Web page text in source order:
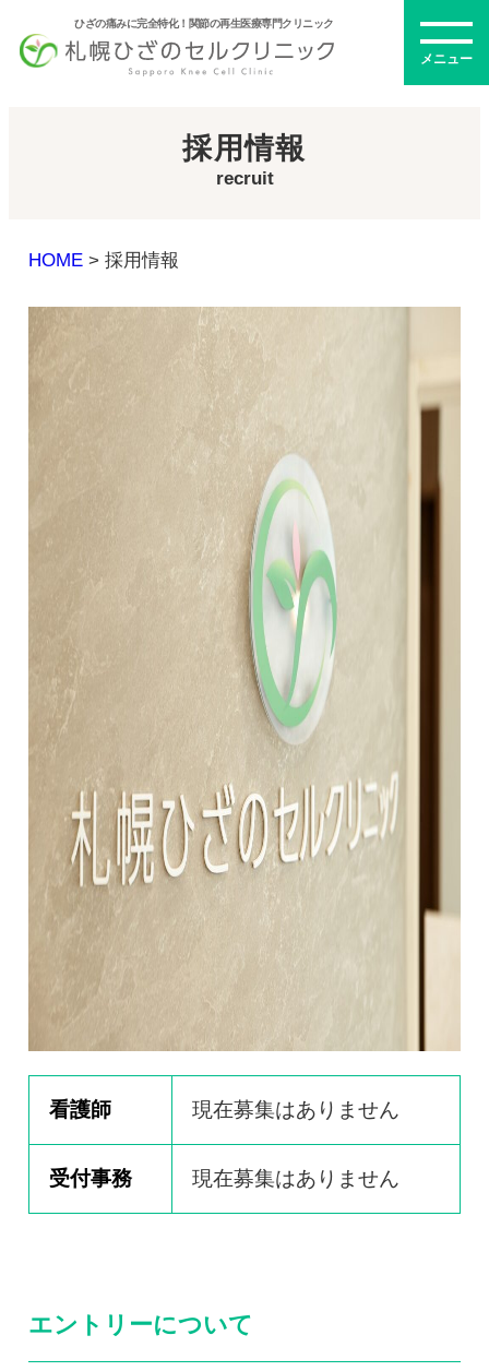
ひざの痛みに完全特化！関節の再生医療専門クリニック
メニュー
ひざの再生医療とは
幹細胞治療
PRP治療
幹細胞培養上清液
慢性疼痛
再生医療とは
ドクター紹介
症例
よくある質問
クリニック紹介
お知らせ 採用情報 コラム
予約フォーム
治療電話相談はこちら
0120-117-560
※上記電話番号をタップで電話が繋がります
電話受付時間：月〜金／9:00〜16:30（土日祝休）
採用情報
recruit
HOME> 採用情報
看護師 現在募集はありません
受付事務 現在募集はありません
エントリーについて